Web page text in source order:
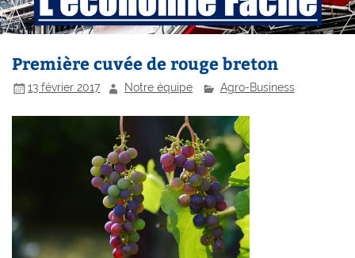
Première cuvée de rouge breton
13 février 2017 Notre équipe Agro-Business